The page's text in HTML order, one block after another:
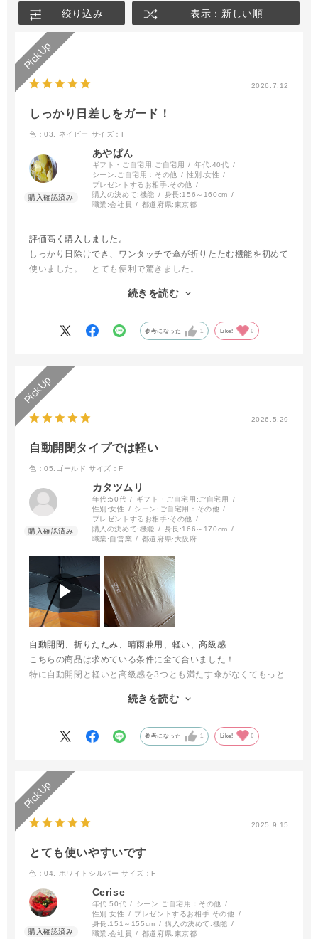
絞り込み 表示：新しい順
2026.7.12
しっかり日差しをガード！
色：03. ネイビー サイズ：F
あやぱん
ギフト・ご自宅用: ご自宅用 年代:40代
シーン: ご自宅用：その他 性別:女性
プレゼントするお相手:その他
購入の決めて:機能 身長:156～160cm
職業:会社員 都道府県:東京都
評価高く購入しました。
しっかり日除けでき、ワンタッチで傘が折りたたむ機能を初めて
使いました。 とても便利で驚きました。
続きを読む
参考になった 1 Like! 0
2026.5.29
自動開閉タイプでは軽い
色：05.ゴールド サイズ：F
カタツムリ
年代:50代 ギフト・ご自宅用: ご自宅用
性別:女性 シーン: ご自宅用：その他
プレゼントするお相手:その他
購入の決めて:機能 身長:166～170cm
職業:自営業 都道府県: 大阪府
自動開閉、折りたたみ、晴雨兼用、軽い、高級感
こちらの商品は求めている条件に全て合いました！
特に自動開閉と軽いと高級感を3つとも満たす傘がなくてもっと
敵なお色で良かったです。
続きを読む
参考になった 1 Like! 0
2025.9.15
とても使いやすいです
色：04. ホワイトシルバー サイズ：F
Cerise
年代:50代 シーン: ご自宅用：その他
性別:女性 プレゼントするお相手: その他
身長:151～155cm 購入の決めて:機能
職業:会社員 都道府県:東京都